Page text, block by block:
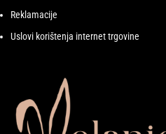
Reklamacije
Uslovi korištenja internet trgovine